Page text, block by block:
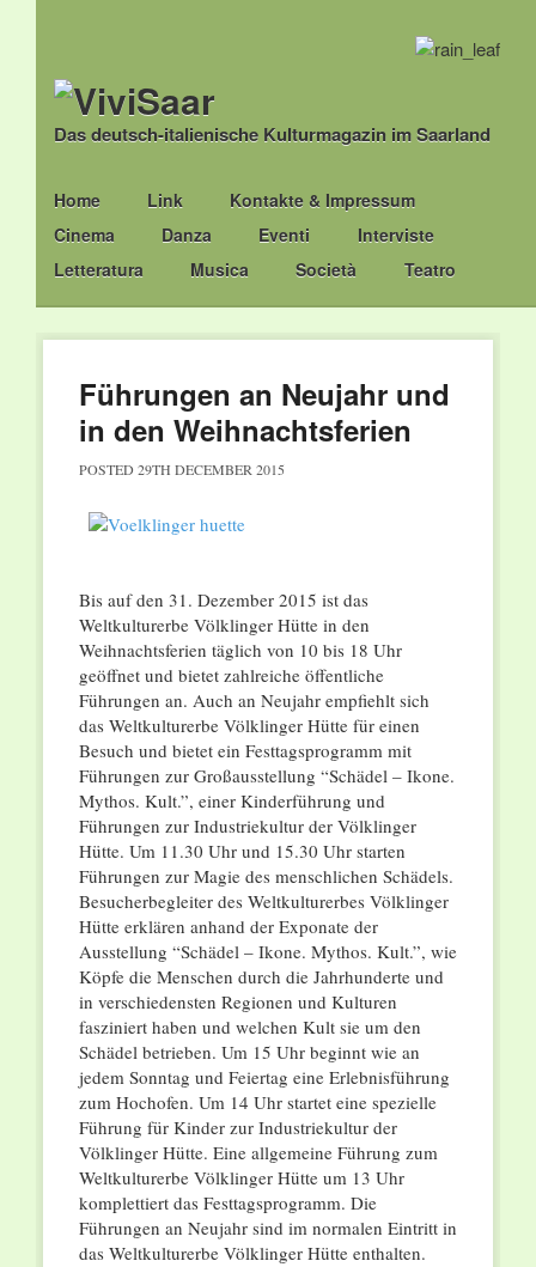
Das deutsch-italienische Kulturmagazin im Saarland
Main menu
Skip
to
content
Home Link
Kontakte & Impressum
Cinema
Danza Eventi
Interviste
Letteratura
Musica Società Teatro
Führungen an Neujahr und
in den Weihnachtsferien
POSTED 29TH DECEMBER 2015
Bis auf den 31. Dezember 2015 ist das
Weltkulturerbe Völklinger Hütte in den
Weihnachtsferien täglich von 10 bis 18 Uhr
geöffnet und bietet zahlreiche öffentliche
Führungen an. Auch an Neujahr empfiehlt sich
das Weltkulturerbe Völklinger Hütte für einen
Besuch und bietet ein Festtagsprogramm mit
Führungen zur Großausstellung “Schädel – Ikone.
Mythos. Kult.”, einer Kinderführung und
Führungen zur Industriekultur der Völklinger
Hütte. Um 11.30 Uhr und 15.30 Uhr starten
Führungen zur Magie des menschlichen Schädels.
Besucherbegleiter des Weltkulturerbes Völklinger
Hütte erklären anhand der Exponate der
Ausstellung “Schädel – Ikone. Mythos. Kult.”, wie
Köpfe die Menschen durch die Jahrhunderte und
in verschiedensten Regionen und Kulturen
fasziniert haben und welchen Kult sie um den
Schädel betrieben. Um 15 Uhr beginnt wie an
jedem Sonntag und Feiertag eine Erlebnisführung
zum Hochofen. Um 14 Uhr startet eine spezielle
Führung für Kinder zur Industriekultur der
Völklinger Hütte. Eine allgemeine Führung zum
Weltkulturerbe Völklinger Hütte um 13 Uhr
komplettiert das Festtagsprogramm. Die
Führungen an Neujahr sind im normalen Eintritt in
das Weltkulturerbe Völklinger Hütte enthalten.